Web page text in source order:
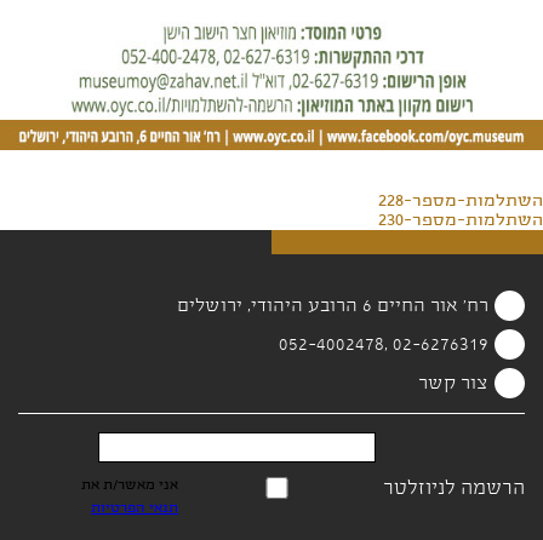
השתלמות-מספר-228
השתלמות-מספר-230
רח' אור החיים 6 הרובע היהודי, ירושלים
02-6276319 ,052-4002478
צור קשר
הרשמה לניוזלטר
אני מאשר/ת את
תנאי הפרטיות